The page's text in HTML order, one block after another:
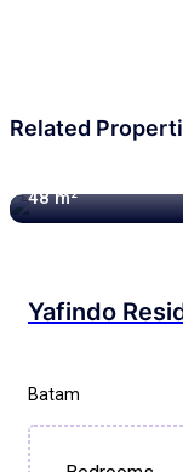
Related
48 m²
Yafindo
Batam